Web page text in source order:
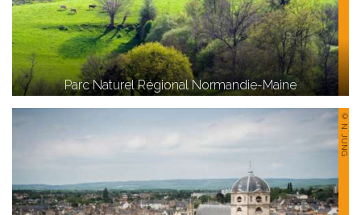
Parc Naturel Régional Normandie-Maine
© N. JUNG